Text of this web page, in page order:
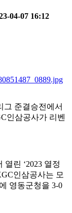
04-07 16:12
그 준결승전에서
인삼공사가 리벤
열린 ‘2023 열정
인삼공사는 모
영동군청을 3-0